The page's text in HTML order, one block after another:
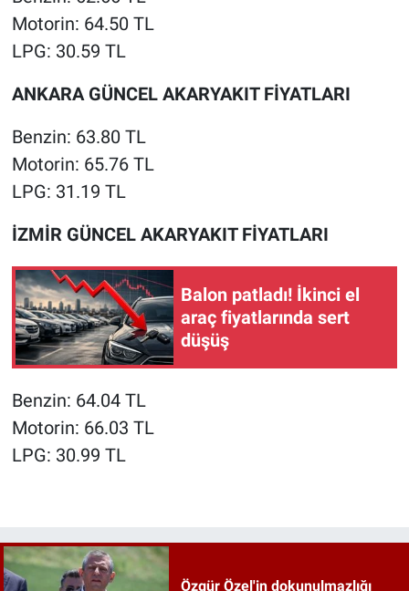
Motorin: 64.50 TL
LPG: 30.59 TL
ANKARA GÜNCEL AKARYAKIT FİYATLARI
Benzin: 63.80 TL
Motorin: 65.76 TL
LPG: 31.19 TL
İZMİR GÜNCEL AKARYAKIT FİYATLARI
Balon patladı! İkinci el
araç fiyatlarında sert
düşüş
Benzin: 64.04 TL
Motorin: 66.03 TL
LPG: 30.99 TL
Özgür Özel'in dokunulmazlığı